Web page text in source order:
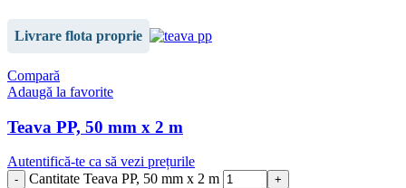
Livrare flota proprie
Compară
Adaugă la favorite
Teava PP, 50 mm x 2 m
Autentifică-te ca să vezi prețurile
Cantitate Teava PP, 50 mm x 2 m